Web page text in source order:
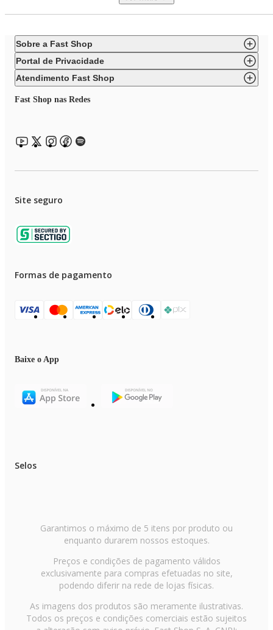
orelhas com total conforto e praticidade.
MICROBARBEADOR: Sistema exclusivo para aparar e raspar com
suavidade os pelos rente à pele.
rente, preciso e suave. Além disso, garantem maior durabilidade ao
BASE CARREGADORA: Perfeita para armazenar e recarregar o aparador
diretamente na base.
LUZ INDICADORA: Indica o nível da bateria para carregamento.
UM ANO DE GARANTIA MONDIAL: A Mondial é a escolha de milhões
Sobre a Fast Shop
Portal de Privacidade
Atendimento Fast Shop
Fast Shop nas Redes
Site seguro
Formas de pagamento
Baixe o App
Selos
Garantimos o máximo de 5 itens por produto ou
enquanto durarem nossos estoques.
Preços e condições de pagamento válidos
exclusivamente para compras efetuadas no site,
podendo diferir na rede de lojas físicas.
As imagens dos produtos são meramente ilustrativas.
Todos os preços e condições comerciais estão sujeitos